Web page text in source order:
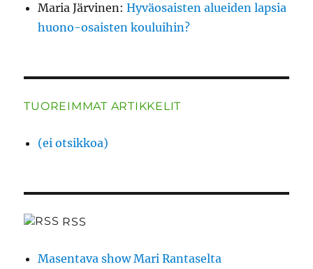
Maria Järvinen:Hyväosaisten alueiden lapsia
huono-osaisten kouluihin?
TUOREIMMAT ARTIKKELIT
(ei otsikkoa)
RSS
Masentava show Mari Rantaselta